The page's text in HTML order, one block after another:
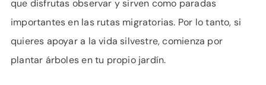
que disfrutas observar y sirven como paradas
importantes en las rutas migratorias. Por lo tanto, si
quieres apoyar a la vida silvestre, comienza por
plantar árboles en tu propio jardín.